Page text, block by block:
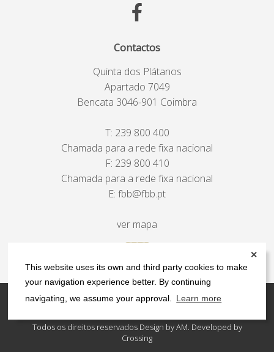
This website uses its own and third party cookies to make
your navigation experience better. By continuing
navigating, we assume your approval.
Learn more
✕
Contactos
Quinta dos Plátanos
Apartado 7049
Bencata 3046-901 Coimbra
T: 239 800 400
Chamada para a rede fixa nacional
F: 239 800 410
Chamada para a rede fixa nacional
E: fbb@fbb.pt
ver mapa
Todos os direitos reservados Design by AM. Developed by
Crossing